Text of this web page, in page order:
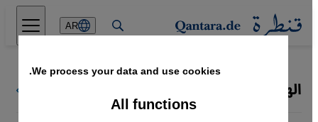
Direkt zum Inhalt springen
AR
الهجرة والمهاجرون في ألمانيا
We process your data and use cookies.
All functions